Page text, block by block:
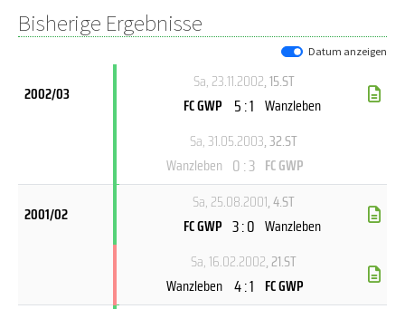
Bisherige Ergebnisse
Datum anzeigen
2002/03
Sa, 23.11.2002, 15.ST
FC GWP 5 : 1 Wanzleben
Sa, 31.05.2003, 32.ST
Wanzleben 0 : 3 FC GWP
2001/02
Sa, 25.08.2001, 4.ST
FC GWP 3 : 0 Wanzleben
Sa, 16.02.2002, 21.ST
Wanzleben 4 : 1 FC GWP